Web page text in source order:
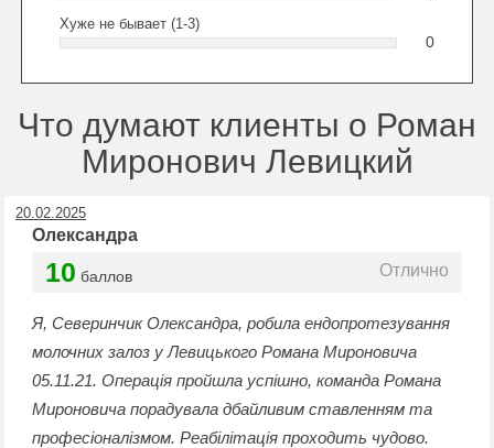
Хуже не бывает (1-3)
0
Что думают клиенты о Роман
Миронович Левицкий
20.02.2025
Олександра
10 баллов Отлично
Я, Северинчик Олександра, робила ендопротезування
молочних залоз у Левицького Романа Мироновича
05.11.21. Операція пройшла успішно, команда Романа
Мироновича порадувала дбайливим ставленням та
професіоналізмом. Реабілітація проходить чудово.